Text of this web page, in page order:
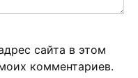
сайта в этом
комментариев.